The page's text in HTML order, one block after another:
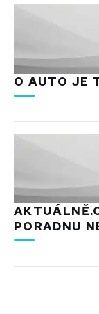
O AUTO JE
PORADNU